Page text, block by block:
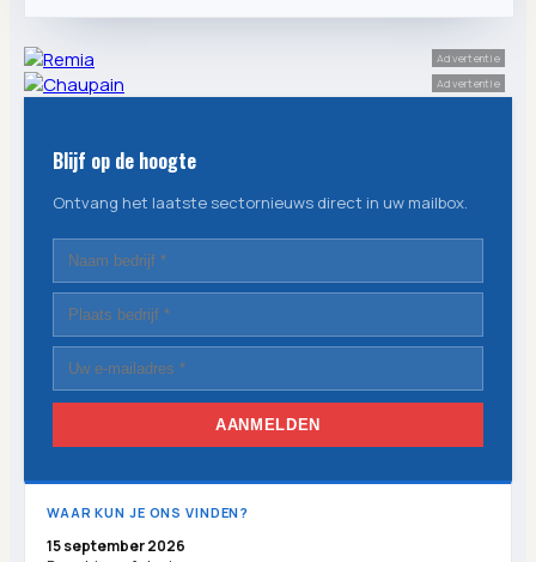
Advertentie
Advertentie
Blijf op de hoogte
Ontvang het laatste sectornieuws direct in uw mailbox.
AANMELDEN
WAAR KUN JE ONS VINDEN?
15 september 2026